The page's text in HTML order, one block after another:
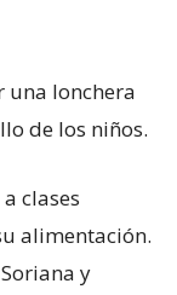
una lonchera
de los niños.
clases
alimentación.
y